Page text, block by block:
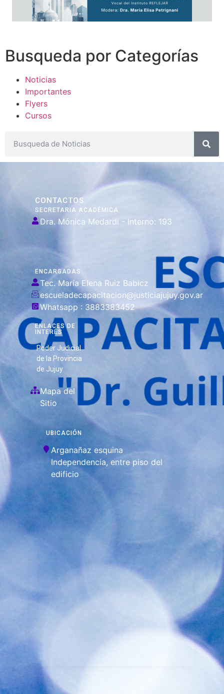
Busqueda por Categorías
Noticias
Importantes
Flyers
Cursos
CONTACTOS
SECRETARIA ACADÉMICA
Dra. Mónica Medardi - Interno: 193
ENCARGADAS
Tec. María Elena Ruiz Babicz
escueladecapacitacion@justiciajujuy.gov.ar
Whatsapp : 3883383452
ENLACES DE
INTERÉS
Poder Judicial
de la Provincia
de Jujuy
Mapa del
Sitio
UBICACIÓN
Arganañaz esquina
Independencia, entre piso del
edificio